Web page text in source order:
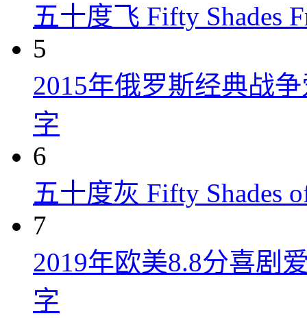
五十度飞 Fifty Shades
5
2015年俄罗斯经典战
字
6
五十度灰 Fifty Shades
7
2019年欧美8.8分喜剧
字